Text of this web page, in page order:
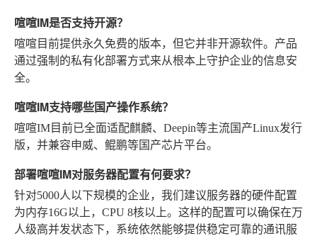
喧喧IM是否支持开源？
喧喧目前提供永久免费的版本，但它并非开源软件。产品
通过强制的私有化部署方式来从根本上守护企业的信息安
全。
喧喧IM支持哪些国产操作系统？
喧喧IM目前已全面适配麒麟、Deepin等主流国产Linux发行
版，并兼容申威、鲲鹏等国产芯片平台。
部署喧喧IM对服务器配置有何要求？
针对5000人以下规模的企业，我们建议服务器的硬件配置
为内存16G以上，CPU 8核以上。这样的配置可以确保在万
人级高并发状态下，系统依然能够提供稳定可靠的通讯服